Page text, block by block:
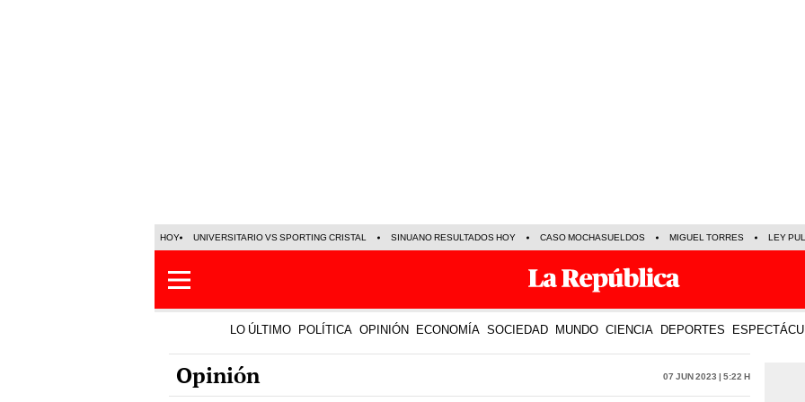
HOY UNIVERSITARIO VS SPORTING CRISTAL SINUANO RESULTADOS HOY CASO MOCHASUELDOS MIGUEL TORRES LEY
LO ÚLTIMO POLÍTICA OPINIÓN ECONOMÍA SOCIEDAD MUNDO CIENCIA DEPORTES
Opinión 07 Jun 2023 | 5:22 h